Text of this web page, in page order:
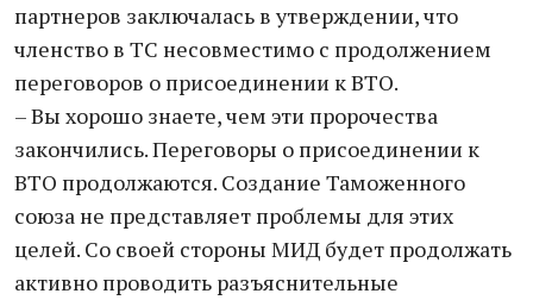
партнеров заключалась в утверждении, что
членство в ТС несовместимо с продолжением
переговоров о присоединении к ВТО.
– Вы хорошо знаете, чем эти пророчества
закончились. Переговоры о присоединении к
ВТО продолжаются. Создание Таможенного
союза не представляет проблемы для этих
целей. Со своей стороны МИД будет продолжать
активно проводить разъяснительные